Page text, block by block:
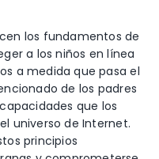
los fundamentos de
a los niños en línea
a medida que pasa el
de los padres
que los
universo de Internet.
principios